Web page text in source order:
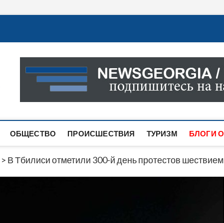
Новости Грузии
САМАЯ АКТУАЛЬНАЯ ИНФОРМАЦИЯ О СОБЫТИЯХ
САЙТЕ ВЫ НАЙДЕТЕ НОВОСТИ ПОЛИТИКИ,
ОБЩЕСТВО ПРОИСШЕСТВИЯ ТУРИЗМ БЛОГИ
> В Тбилиси отметили 300-й день протестов